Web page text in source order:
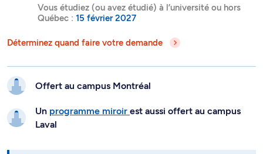
Vous étudiez (ou avez étudié) à l’université ou hors
Québec :
15 février 2027
Déterminez quand faire votre demande
Offert au campus Montréal
Un programme miroir est aussi offert au campus
Laval